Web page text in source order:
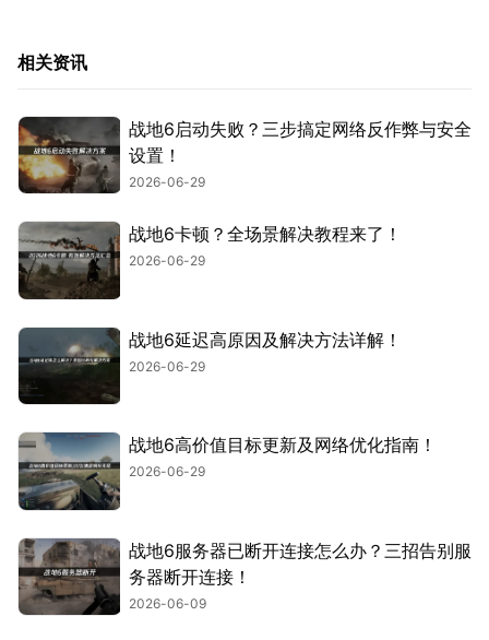
相关资讯
战地6启动失败？三步搞定网络反作弊与安全
设置！
2026-06-29
战地6卡顿？全场景解决教程来了！
2026-06-29
战地6延迟高原因及解决方法详解！
2026-06-29
战地6高价值目标更新及网络优化指南！
2026-06-29
战地6服务器已断开连接怎么办？三招告别服
务器断开连接！
2026-06-09